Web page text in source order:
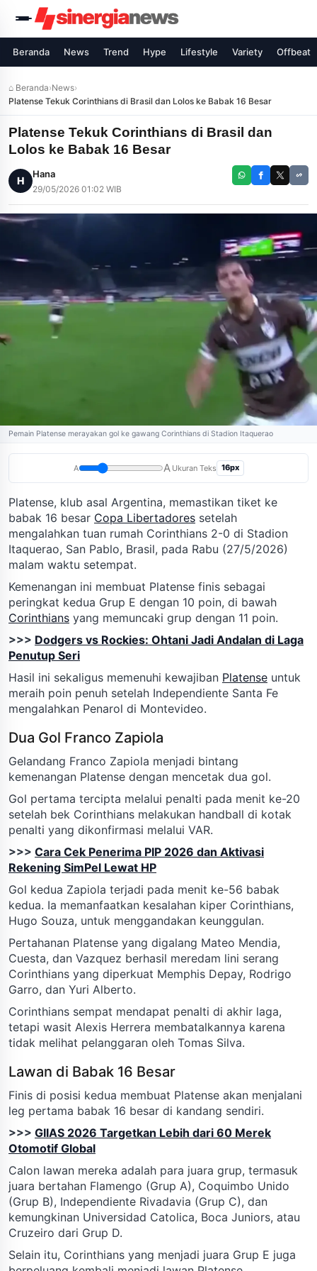
Beranda News Trend Hype Lifestyle Variety Offbeat
⌂ Beranda›News›
Platense Tekuk Corinthians di Brasil dan Lolos ke Babak 16 Besar
Platense Tekuk Corinthians di Brasil dan
Lolos ke Babak 16 Besar
H
Hana
29/05/2026 01:02 WIB
Pemain Platense merayakan gol ke gawang Corinthians di Stadion Itaquerao
A A Ukuran Teks 16px
Platense, klub asal Argentina, memastikan tiket ke
babak 16 besar Copa Libertadores setelah
mengalahkan tuan rumah Corinthians 2-0 di Stadion
Itaquerao, San Pablo, Brasil, pada Rabu (27/5/2026)
malam waktu setempat.
Kemenangan ini membuat Platense finis sebagai
peringkat kedua Grup E dengan 10 poin, di bawah
Corinthians yang memuncaki grup dengan 11 poin.
>>> Dodgers vs Rockies: Ohtani Jadi Andalan di Laga
Penutup Seri
Hasil ini sekaligus memenuhi kewajiban Platense untuk
meraih poin penuh setelah Independiente Santa Fe
mengalahkan Penarol di Montevideo.
Dua Gol Franco Zapiola
Gelandang Franco Zapiola menjadi bintang
kemenangan Platense dengan mencetak dua gol.
Gol pertama tercipta melalui penalti pada menit ke-20
setelah bek Corinthians melakukan handball di kotak
penalti yang dikonfirmasi melalui VAR.
>>> Cara Cek Penerima PIP 2026 dan Aktivasi
Rekening SimPel Lewat HP
Gol kedua Zapiola terjadi pada menit ke-56 babak
kedua. Ia memanfaatkan kesalahan kiper Corinthians,
Hugo Souza, untuk menggandakan keunggulan.
Pertahanan Platense yang digalang Mateo Mendia,
Cuesta, dan Vazquez berhasil meredam lini serang
Corinthians yang diperkuat Memphis Depay, Rodrigo
Garro, dan Yuri Alberto.
Corinthians sempat mendapat penalti di akhir laga,
tetapi wasit Alexis Herrera membatalkannya karena
tidak melihat pelanggaran oleh Tomas Silva.
Lawan di Babak 16 Besar
Finis di posisi kedua membuat Platense akan menjalani
leg pertama babak 16 besar di kandang sendiri.
>>> GIIAS 2026 Targetkan Lebih dari 60 Merek
Otomotif Global
Calon lawan mereka adalah para juara grup, termasuk
juara bertahan Flamengo (Grup A), Coquimbo Unido
(Grup B), Independiente Rivadavia (Grup C), dan
kemungkinan Universidad Catolica, Boca Juniors, atau
Cruzeiro dari Grup D.
Selain itu, Corinthians yang menjadi juara Grup E juga